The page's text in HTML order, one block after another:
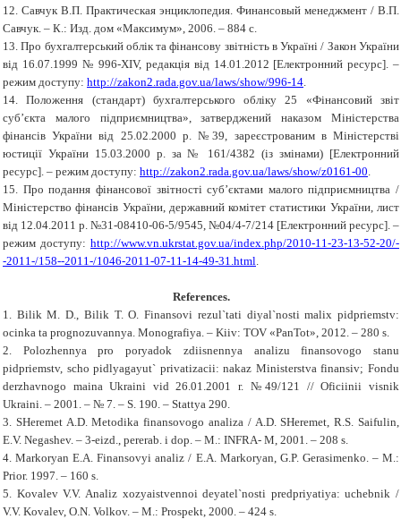
12. Савчук В.П. Практическая энциклопедия. Финансовый менеджмент / В.П.
Савчук. – К.: Изд. дом «Максимум», 2006. – 884 с.
13. Про бухгалтерський облік та фінансову звітність в Україні / Закон України
від 16.07.1999 № 996-XIV, редакція від 14.01.2012 [Електронний ресурс]. –
режим доступу: http://zakon2.rada.gov.ua/laws/show/996-14.
14. Положення (стандарт) бухгалтерського обліку 25 «Фінансовий звіт
суб’єкта малого підприємництва», затверджений наказом Міністерства
фінансів України від 25.02.2000 р. №39, зареєстрованим в Міністерстві
юстиції України 15.03.2000 р. за № 161/4382 (із змінами) [Електронний
ресурс]. – режим доступу: http://zakon2.rada.gov.ua/laws/show/z0161-00.
15. Про подання фінансової звітності суб’єктами малого підприємництва /
Міністерство фінансів України, державний комітет статистики України, лист
від 12.04.2011 р. №31-08410-06-5/9545, №04/4-7/214 [Електронний ресурс]. –
режим доступу: http://www.vn.ukrstat.gov.ua/index.php/2010-11-23-13-52-20/-
-2011-/158--2011-/1046-2011-07-11-14-49-31.html.
References.
1. Bilik M. D., Bilik T. O. Finansovi rezul`tati diyal`nosti malix pidpriеmstv:
ocinka ta prognozuvannya. Monografiya. – Kiiv: TOV «PanTot», 2012. – 280 s.
2. Polozhennya pro poryadok zdiisnennya analizu finansovogo stanu
pidpriеmstv, scho pidlyagayut` privatizacii: nakaz Ministerstva finansiv; Fondu
derzhavnogo maina Ukraini vid 26.01.2001 r. №49/121 // Oficiinii visnik
Ukraini. – 2001. – № 7. – S. 190. – Stattya 290.
3. SHeremet A.D. Metodika finansovogo analiza / A.D. SHeremet, R.S. Saifulin,
E.V. Negashev. – 3-eizd., pererab. i dop. – M.: INFRA- M, 2001. – 208 s.
4. Markoryan E.A. Finansovyi analiz / E.A. Markoryan, G.P. Gerasimenko. – M.:
Prior. 1997. – 160 s.
5. Kovalev V.V. Analiz xozyaistvennoi deyatel`nosti predpriyatiya: uchebnik /
V.V. Kovalev, O.N. Volkov. – M.: Prospekt, 2000. – 424 s.